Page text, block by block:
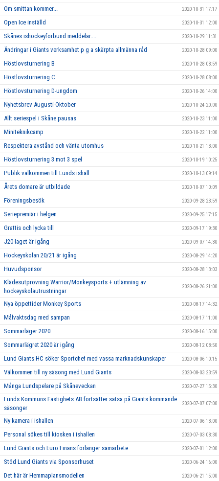
Om smittan kommer... 2020-10-31 17:17
Open Ice inställd 2020-10-31 12:00
Skånes ishockeyförbund meddelar.... 2020-10-29 11:31
Ändringar i Giants verksamhet p g a skärpta allmänna råd 2020-10-28 09:00
Höstlovsturnering B 2020-10-28 08:59
Höstlovsturnering C 2020-10-28 08:00
Höstlovsturnering D-ungdom 2020-10-26 14:00
Nyhetsbrev Augusti-Oktober 2020-10-24 20:00
Allt seriespel i Skåne pausas 2020-10-23 11:00
Miniteknikcamp 2020-10-22 11:00
Respektera avstånd och vänta utomhus 2020-10-21 13:00
Höstlovsturnering 3 mot 3 spel 2020-10-19 10:25
Publik välkommen till Lunds ishall 2020-10-13 09:14
Årets domare är utbildade 2020-10-07 10:09
Föreningsbesök 2020-09-28 23:59
Seriepremiär i helgen 2020-09-25 17:15
Grattis och lycka till 2020-09-17 19:30
J20-laget är igång 2020-09-07 14:30
Hockeyskolan 20/21 är igång 2020-08-29 14:20
Huvudsponsor 2020-08-28 13:03
Klädesutprovning Warrior/Monkeysports + utlämning av
hockeyskolautrustningar
2020-08-26 21:00
Nya öppettider Monkey Sports 2020-08-17 14:32
Målvaktsdag med sampan 2020-08-17 11:00
Sommarläger 2020 2020-08-16 15:00
Sommarlägret 2020 är igång 2020-08-12 08:50
Lund Giants HC söker Sportchef med vassa marknadskunskaper 2020-08-06 10:15
Välkommen till ny säsong med Lund Giants 2020-08-03 23:59
Många Lundspelare på Skåneveckan 2020-07-27 15:30
Lunds Kommuns Fastighets AB fortsätter satsa på Giants kommande
säsonger
2020-07-07 07:00
Ny kamera i ishallen 2020-07-06 13:00
Personal sökes till kiosken i ishallen 2020-07-03 08:30
Lund Giants och Euro Finans förlänger samarbete 2020-07-01 12:00
Stöd Lund Giants via Sponsorhuset 2020-06-24 16:00
Det här är Hemmaplansmodellen 2020-06-21 15:00